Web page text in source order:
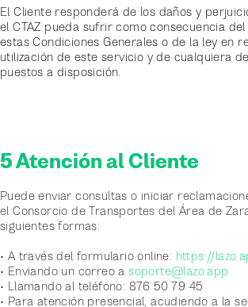
El Cliente responderá de los daños y
el CTAZ pueda sufrir como consecuencia
estas Condiciones Generales o de la ley en
utilización de este servicio y de cualquiera
puestos a disposición.
5 Atención al Cliente
Puede enviar consultas o iniciar
el Consorcio de Transportes del Área de
siguientes formas:
• A través del formulario online: https://
• Enviando un correo asoporte@lazo.app
• Llamando al teléfono: 876 50 79 45
• Para atención presencial, acudiendo a la